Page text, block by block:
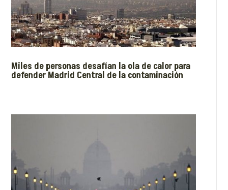
Miles de personas desafían la ola de calor para
defender Madrid Central de la contaminación